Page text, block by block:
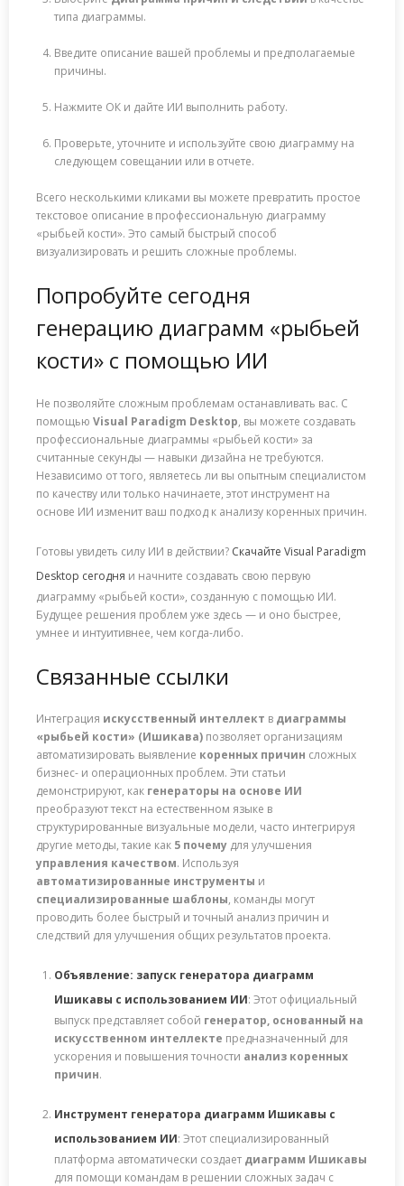
типа диаграммы.
Введите описание вашей проблемы и предполагаемые
причины.
Нажмите ОК и дайте ИИ выполнить работу.
Проверьте, уточните и используйте свою диаграмму на
следующем совещании или в отчете.
Всего несколькими кликами вы можете превратить простое
текстовое описание в профессиональную диаграмму
«рыбьей кости». Это самый быстрый способ
визуализировать и решить сложные проблемы.
Попробуйте сегодня
генерацию диаграмм «рыбьей
кости» с помощью ИИ
Не позволяйте сложным проблемам останавливать вас. С
помощью Visual Paradigm Desktop, вы можете создавать
профессиональные диаграммы «рыбьей кости» за
считанные секунды — навыки дизайна не требуются.
Независимо от того, являетесь ли вы опытным специалистом
по качеству или только начинаете, этот инструмент на
основе ИИ изменит ваш подход к анализу коренных причин.
Готовы увидеть силу ИИ в действии? Скачайте Visual Paradigm
Desktop сегодня и начните создавать свою первую
диаграмму «рыбьей кости», созданную с помощью ИИ.
Будущее решения проблем уже здесь — и оно быстрее,
умнее и интуитивнее, чем когда-либо.
Связанные ссылки
Интеграция искусственный интеллект в диаграммы
«рыбьей кости» (Ишикава) позволяет организациям
автоматизировать выявление коренных причин сложных
бизнес- и операционных проблем. Эти статьи
демонстрируют, как генераторы на основе ИИ
преобразуют текст на естественном языке в
структурированные визуальные модели, часто интегрируя
другие методы, такие как 5 почему для улучшения
управления качеством. Используя
автоматизированные инструменты и
специализированные шаблоны, команды могут
проводить более быстрый и точный анализ причин и
следствий для улучшения общих результатов проекта.
Объявление: запуск генератора диаграмм
Ишикавы с использованием ИИ: Этот официальный
выпуск представляет собой генератор, основанный на
искусственном интеллекте предназначенный для
ускорения и повышения точности анализ коренных
причин.
Инструмент генератора диаграмм Ишикавы с
использованием ИИ: Этот специализированный
платформа автоматически создает диаграмм Ишикавы
для помощи командам в решении сложных задач с